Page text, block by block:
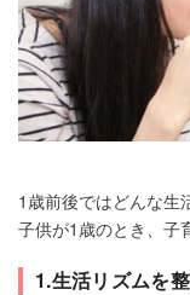
1歳前後ではどんな生
子供が1歳のとき、子
1.生活リズムを